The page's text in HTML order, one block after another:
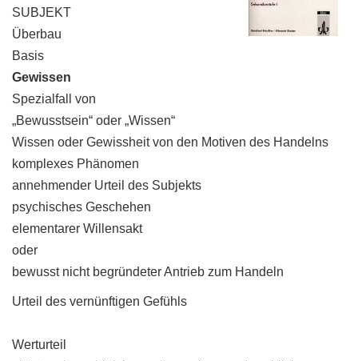
SUBJEKT
Überbau
Basis
Gewissen
Spezialfall von
„Bewusstsein“ oder „Wissen“
Wissen oder Gewissheit von den Motiven des Handelns
komplexes Phänomen
annehmender Urteil des Subjekts
psychisches Geschehen
elementarer Willensakt
oder
bewusst nicht begründeter Antrieb zum Handeln
Urteil des vernünftigen Gefühls
Werturteil